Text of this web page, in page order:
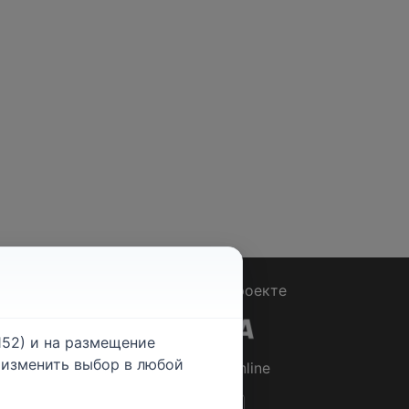
О проекте
© 2026Rabotniki.online
и на размещение
выбор в любой